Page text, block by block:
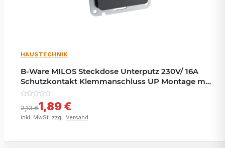
HAUSTECHNIK
B-Ware MILOS Steckdose Unterputz 230V/ 16A
Schutzkontakt Klemmanschluss UP Montage mit
erhöhtem Berührungsschutz Anthrazit
2,13 €1,89 €
inkl. MwSt. zzgl. Versand